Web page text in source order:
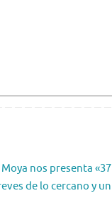
nos presenta «37
de lo cercano y un